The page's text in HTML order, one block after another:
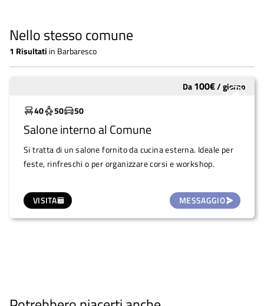
Nello stesso comune
1 Risultati in Barbaresco
VISITA MESSAGGIO
Da100€/giorno
40
50 50
Salone interno al Comune
Si tratta di un salone fornito da cucina esterna. Ideale per
feste, rinfreschi o per organizzare corsi e workshop.